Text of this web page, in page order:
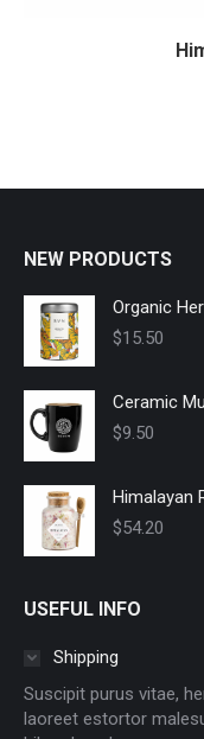
NEW PRODUCTS
Organic
$15.50
Ceramic
$9.50
Himalayan
$54.20
USEFUL INFO
Shipping
Suscipit purus vitae,
laoreet estortor